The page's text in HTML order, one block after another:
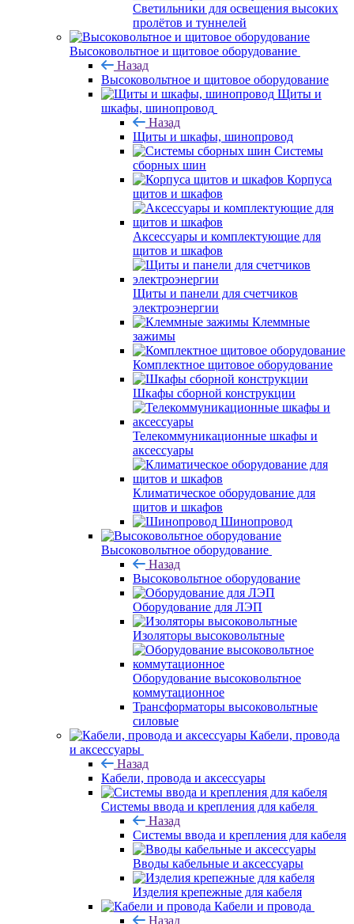
Светильники для освещения высоких
пролётов и туннелей
Высоковольтное и щитовое оборудование
Назад
Высоковольтное и щитовое оборудование
Щиты и
шкафы, шинопровод
Назад
Щиты и шкафы, шинопровод
Системы
сборных шин
Корпуса
щитов и шкафов
Аксессуары и комплектующие для
щитов и шкафов
Щиты и панели для счетчиков
электроэнергии
Клеммные
зажимы
Комплектное щитовое оборудование
Шкафы сборной конструкции
Телекоммуникационные шкафы и
аксессуары
Климатическое оборудование для
щитов и шкафов
Шинопровод
Высоковольтное оборудование
Назад
Высоковольтное оборудование
Оборудование для ЛЭП
Изоляторы высоковольтные
Оборудование высоковольтное
коммутационное
Трансформаторы высоковольтные
силовые
Кабели, провода
и аксессуары
Назад
Кабели, провода и аксессуары
Системы ввода и крепления для кабеля
Назад
Системы ввода и крепления для кабеля
Вводы кабельные и аксессуары
Изделия крепежные для кабеля
Кабели и провода
Назад